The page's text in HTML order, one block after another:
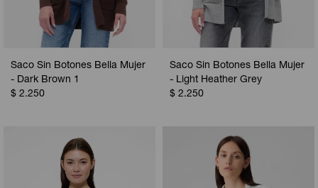
Saco Sin Botones Bella Mujer
- Dark Brown 1
$ 2.250
Saco Sin Botones Bella Mujer
- Light Heather Grey
$ 2.250